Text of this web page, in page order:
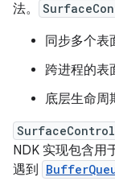
法。
同步多个表
跨进程的表
底层生命周
SurfaceControl
NDK 实现包含用
遇到